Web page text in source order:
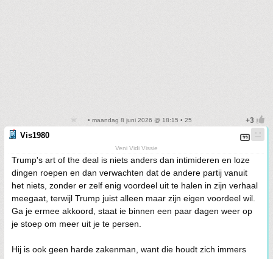
• maandag 8 juni 2026 @ 18:15 • 25
Vis1980
Veni Vidi Vissie
Trump's art of the deal is niets anders dan intimideren en loze
dingen roepen en dan verwachten dat de andere partij vanuit
het niets, zonder er zelf enig voordeel uit te halen in zijn verhaal
meegaat, terwijl Trump juist alleen maar zijn eigen voordeel wil.
Ga je ermee akkoord, staat ie binnen een paar dagen weer op
je stoep om meer uit je te persen.
Hij is ook geen harde zakenman, want die houdt zich immers